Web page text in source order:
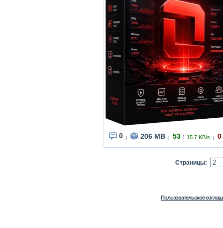
0 206 MB 53 ↑ 15.7 KB/s 0
Страницы:
Пользовательское